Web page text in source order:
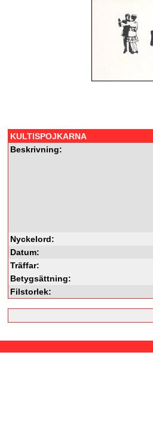
KULTISPOJKARNA
Beskrivning:
Nyckelord:
Datum:
Träffar:
Betygsättning:
Filstorlek: